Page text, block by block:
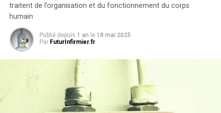
traitent de l’organisation et du fonctionnement du corps
humain
Publié depuis 1 an le 18 mai 2025
Par FuturInfirmier.fr